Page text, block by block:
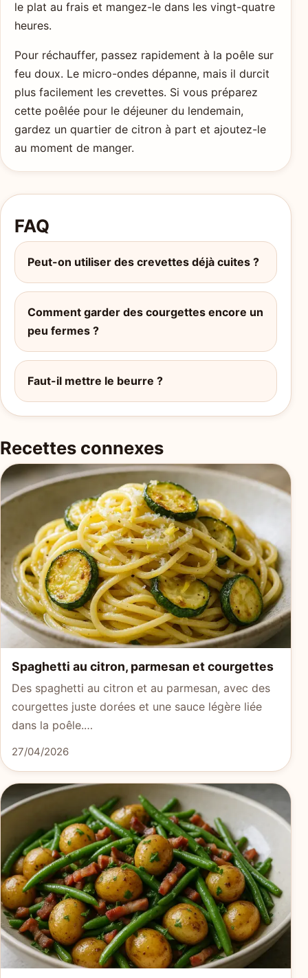
le plat au frais et mangez-le dans les vingt-quatre
heures.
Pour réchauffer, passez rapidement à la poêle sur
feu doux. Le micro-ondes dépanne, mais il durcit
plus facilement les crevettes. Si vous préparez
cette poêlée pour le déjeuner du lendemain,
gardez un quartier de citron à part et ajoutez-le
au moment de manger.
FAQ
Peut-on utiliser des crevettes déjà cuites ?
Comment garder des courgettes encore un
peu fermes ?
Faut-il mettre le beurre ?
Recettes connexes
Spaghetti au citron, parmesan et courgettes
Des spaghetti au citron et au parmesan, avec des
courgettes juste dorées et une sauce légère liée
dans la poêle.…
27/04/2026